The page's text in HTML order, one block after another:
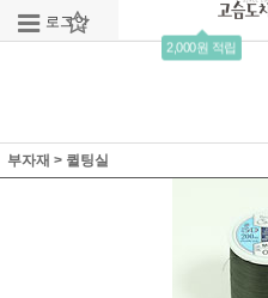
로그인 회원가입
2,000원 적립
부자재 > 퀼팅실